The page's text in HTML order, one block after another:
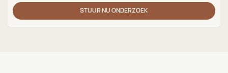
STUUR NU ONDERZOEK